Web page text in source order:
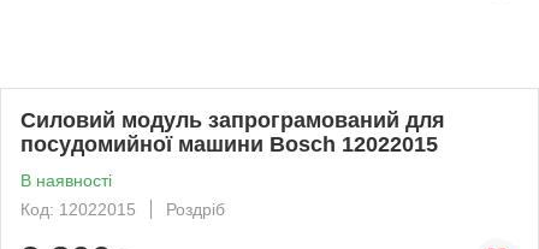
Силовий модуль запрограмований для
посудомийної машини Bosch 12022015
В наявності
Код: 12022015
Роздріб